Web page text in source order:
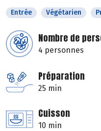
Entrée Végétarien
Nombre de
4 personnes
Préparation
25 min
Cuisson
10 min